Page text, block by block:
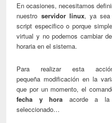
En ocasiones, necesitamos
nuestro servidor linux, ya sea
script especifico o porque
virtual y no podemos cambiar
horaria en el sistema.
Para realizar esta
pequeña modificación en la
que por un momento, el
fecha y hora acorde a
seleccionado…